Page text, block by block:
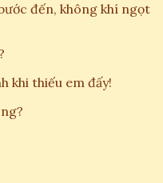
đến, không khí ngọt
khi thiếu em đấy!